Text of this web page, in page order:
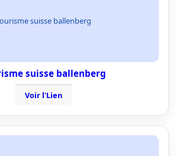
suisse ballenberg
suisse ballenberg
Voir l'Lien